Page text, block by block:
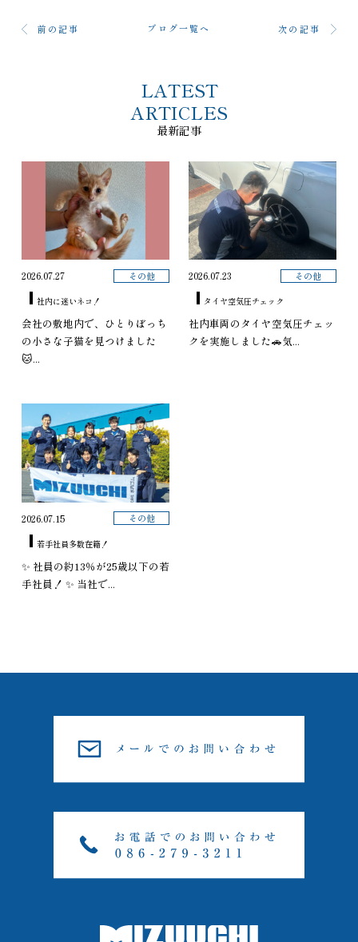
前の記事 ブログ一覧へ 次の記事
LATEST
ARTICLES
最新記事
2026.07.27 その他
社内に迷いネコ！
会社の敷地内で、ひとりぼっち
の小さな子猫を見つけました
🐱...
2026.07.23 その他
タイヤ空気圧チェック
社内車両のタイヤ空気圧チェッ
クを実施しました🚗気...
2026.07.15 その他
若手社員多数在籍！
✨ 社員の約13％が25歳以下の若
手社員！ ✨ 当社で...